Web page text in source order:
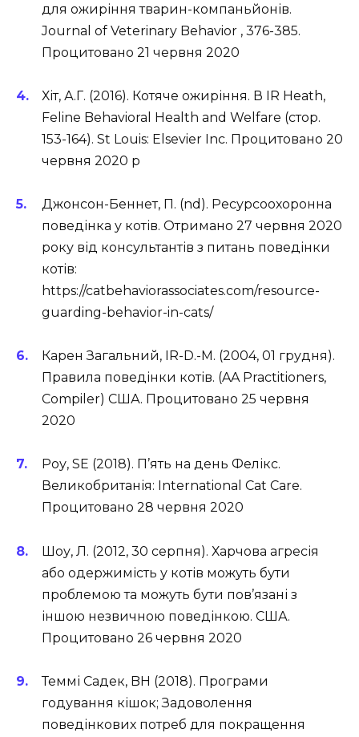
для ожиріння тварин-компаньйонів.
Journal of Veterinary Behavior , 376-385.
Процитовано 21 червня 2020
Хіт, А.Г. (2016). Котяче ожиріння. В IR Heath,
Feline Behavioral Health and Welfare (стор.
153-164). St Louis: Elsevier Inc. Процитовано 20
червня 2020 р
Джонсон-Беннет, П. (nd). Ресурсоохоронна
поведінка у котів. Отримано 27 червня 2020
року від консультантів з питань поведінки
котів:
https://catbehaviorassociates.com/resource-
guarding-behavior-in-cats/
Карен Загальний, IR-D.-M. (2004, 01 грудня).
Правила поведінки котів. (AA Practitioners,
Compiler) США. Процитовано 25 червня
2020
Роу, SE (2018). П’ять на день Фелікс.
Великобританія: International Cat Care.
Процитовано 28 червня 2020
Шоу, Л. (2012, 30 серпня). Харчова агресія
або одержимість у котів можуть бути
проблемою та можуть бути пов’язані з
іншою незвичною поведінкою. США.
Процитовано 26 червня 2020
Теммі Садек, BH (2018). Програми
годування кішок; Задоволення
поведінкових потреб для покращення